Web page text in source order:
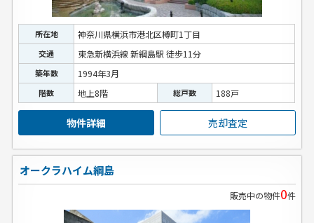
所在地 神奈川県横浜市港北区樽町1丁目
交通 東急新横浜線 新綱島駅 徒歩11分
築年数 1994年3月
階数 地上8階 総戸数 188戸
物件詳細 売却査定
オークラハイム綱島
販売中の物件0件